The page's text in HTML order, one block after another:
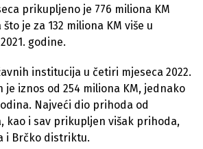
prikupljeno je 776 miliona KM
je za 132 miliona KM više u
godine.
institucija u četiri mjeseca 2022.
iznos od 254 miliona KM, jednako
Najveći dio prihoda od
kao i sav prikupljen višak prihoda,
i Brčko distriktu.